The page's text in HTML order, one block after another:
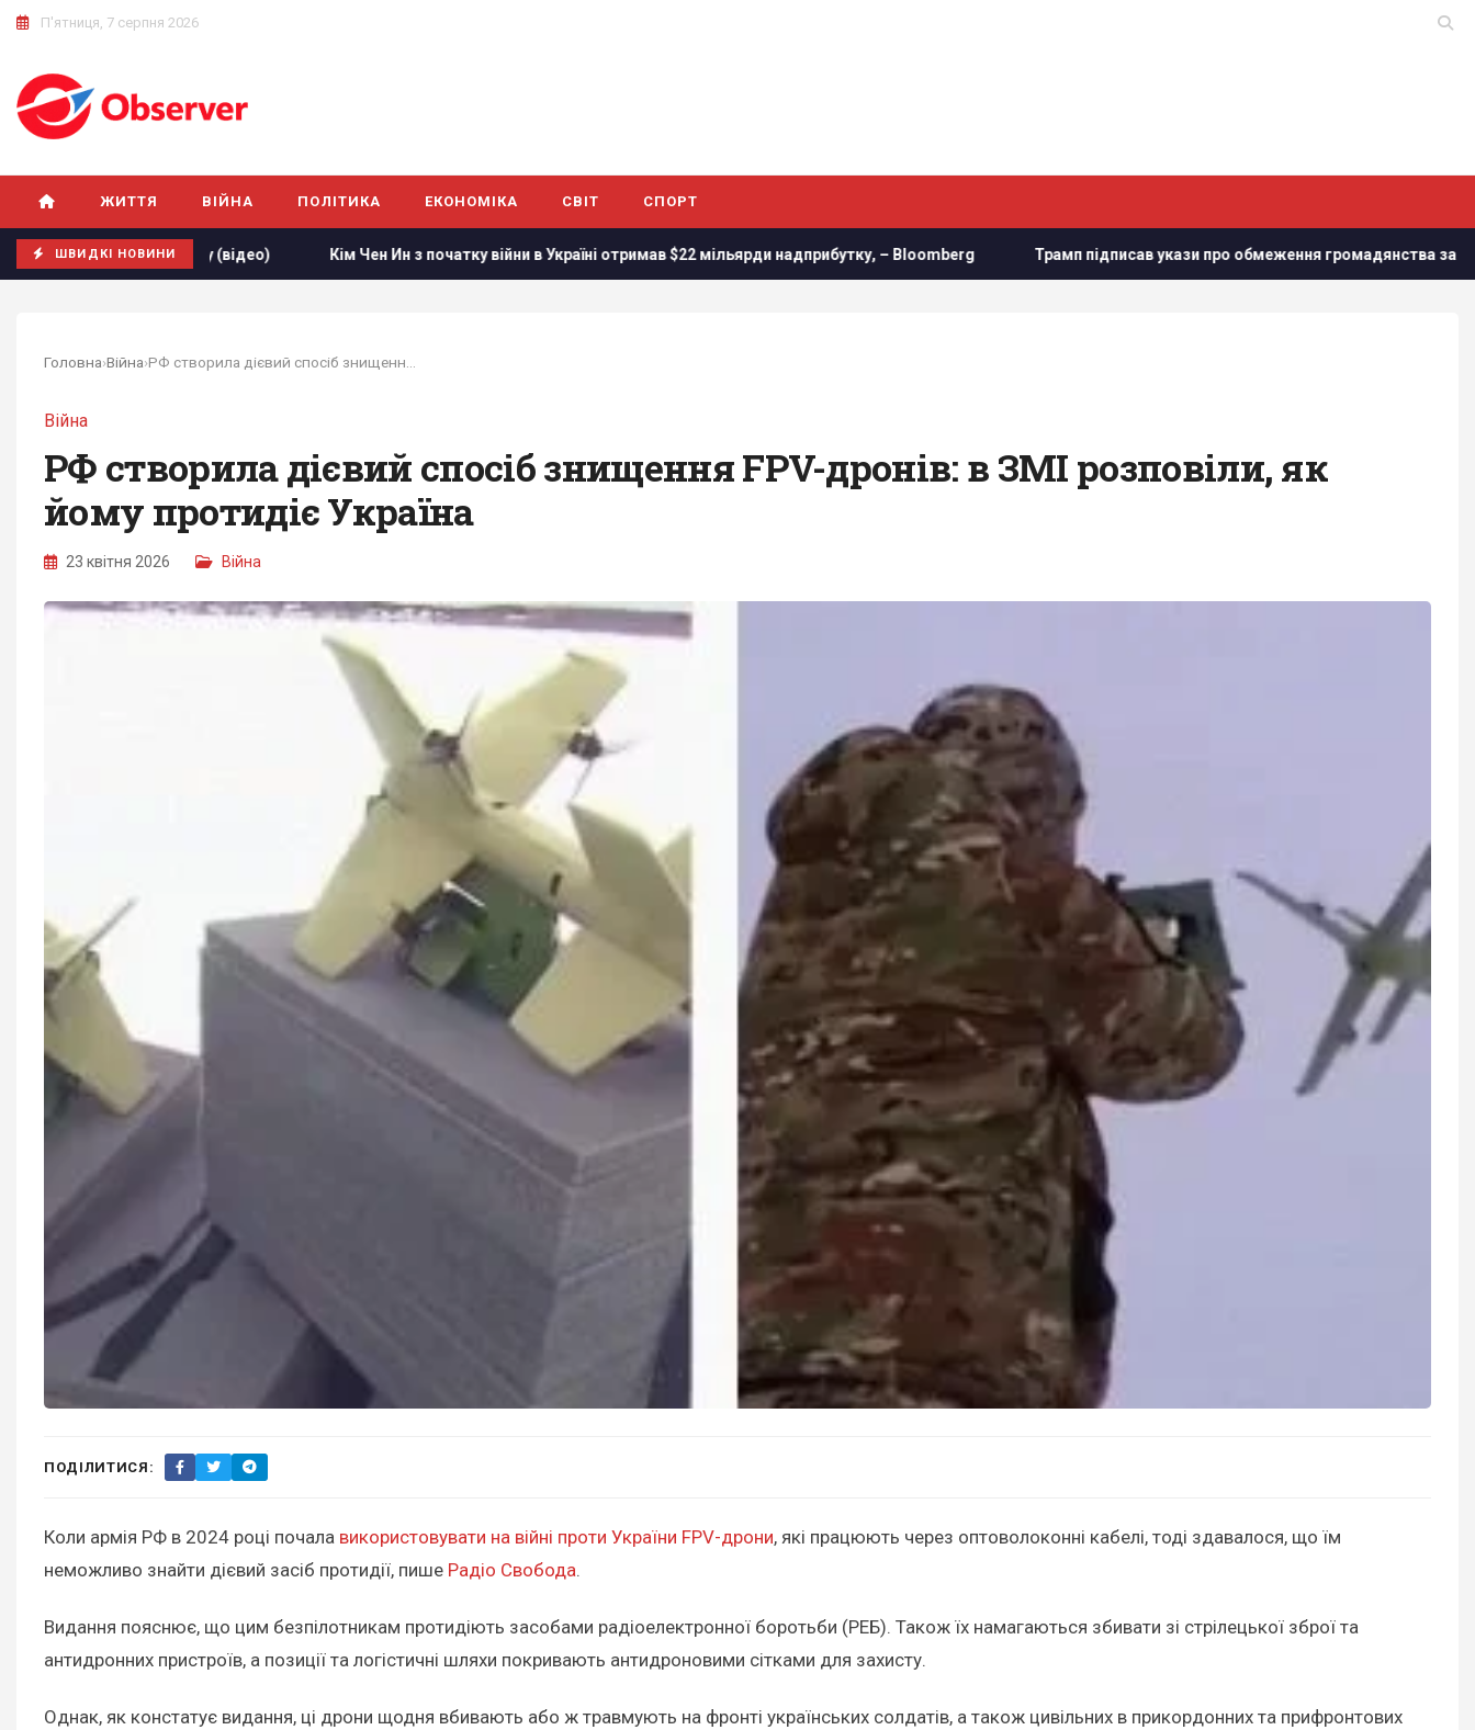
П'ятниця, 7 серпня 2026
ЖИТТЯ ВІЙНА ПОЛІТИКА ЕКОНОМІКА СВІТ СПОРТ
ШВИДКІ НОВИНИ
кордону (відео) Кім Чен Ин з початку війни в Україні отримав $22 мільярди надприбутку, – Bloomberg Трамп підписав укази про обмеження громадянства за правом
Головна›Війна›
Війна
РФ створила дієвий спосіб знищення FPV-дронів: в ЗМІ розповіли, як
йому протидіє Україна
23 квітня 2026 Війна
ПОДІЛИТИСЯ:
Коли армія РФ в 2024 році почала використовувати на війні проти України FPV-дрони, які працюють через оптоволоконні кабелі, тоді здавалося, що їм
неможливо знайти дієвий засіб протидії, пише Радіо Свобода.
Видання пояснює, що цим безпілотникам протидіють засобами радіоелектронної боротьби (РЕБ). Також їх намагаються збивати зі стрілецької зброї та
антидронних пристроїв, а позиції та логістичні шляхи покривають антидроновими сітками для захисту.
Однак, як констатує видання, ці дрони щодня вбивають або ж травмують на фронті українських солдатів, а також цивільних в прикордонних та прифронтових